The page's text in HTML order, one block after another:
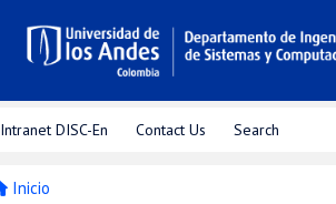
Intranet DISC-En Contact Us Search
Inicio